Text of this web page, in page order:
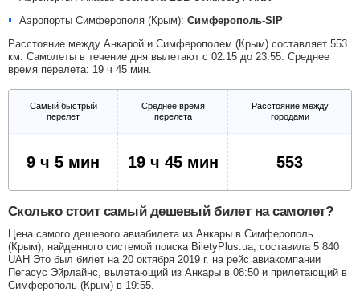
Аэропорты Симферополя (Крым): Симферополь-SIP
Расстояние между Анкарой и Симферополем (Крым) составляет 553
км. Самолеты в течение дня вылетают с 02:15 до 23:55. Среднее
время перелета: 19 ч 45 мин.
Самый быстрый
перелет
Среднее время
перелета
Расстояние между
городами
9 ч 5 мин 19 ч 45 мин 553
Сколько стоит самый дешевый билет на самолет?
Цена самого дешевого авиабилета из Анкары в Симферополь
(Крым), найденного системой поиска BiletyPlus.ua, составила 5 840
UAH Это был билет на 20 октября 2019 г. на рейс авиакомпании
Пегасус Эйрлайнс, вылетающий из Анкары в 08:50 и прилетающий в
Симферополь (Крым) в 19:55.